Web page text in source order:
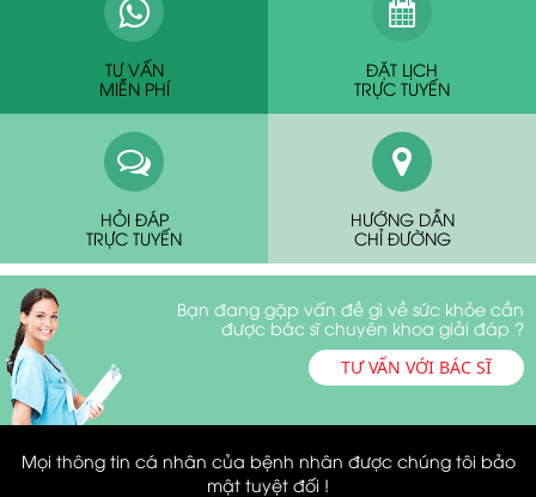
TƯ VẤN
MIỄN PHÍ
ĐẶT LỊCH
TRỰC TUYẾN
HỎI ĐÁP
TRỰC TUYẾN
HƯỚNG DẪN
CHỈ ĐƯỜNG
Bạn đang gặp vấn đề gì về sức khỏe cần
được bác sĩ chuyên khoa giải đáp ?
TƯ VẤN VỚI BÁC SĨ
Mọi thông tin cá nhân của bệnh nhân được chúng tôi bảo
mật tuyệt đối !